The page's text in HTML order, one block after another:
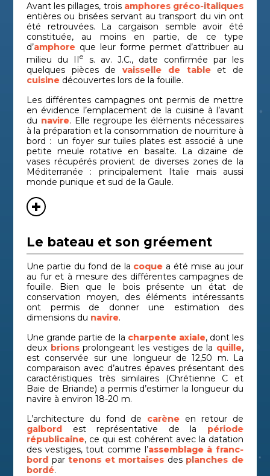
Avant les pillages, trois amphoresgréco-italiques
entières ou brisées servant au transport du vin ont
été retrouvées. La cargaison semble avoir été
constituée, au moins en partie, de ce type
d’amphore que leur forme permet d’attribuer au
milieu du IIe
s. av. J.C., date confirmée par les
quelques pièces devaisselle de table et de
cuisine découvertes lors de la fouille.
Les différentes campagnes ont permis de mettre
en évidence l’emplacement de la cuisine à l’avant
du navire. Elle regroupe les éléments nécessaires
à la préparation et la consommation de nourriture à
bord : un foyer sur tuiles plates est associé à une
petite meule rotative en basalte. La dizaine de
vases récupérés provient de diverses zones de la
Méditerranée : principalement Italie mais aussi
monde punique et sud de la Gaule.
Le bateau et son gréement
Une partie du fond de la coque a été mise au jour
au fur et à mesure des différentes campagnes de
fouille. Bien que le bois présente un état de
conservation moyen, des éléments intéressants
ont permis de donner une estimation des
dimensions du navire.
Une grande partie de la charpente axiale, dont les
deux brionsprolongeant les vestiges de la quille,
est conservée sur une longueur de 12,50 m. La
comparaison avec d’autres épaves présentant des
caractéristiques très similaires (Chrétienne C et
Baie de Briande) a permis d’estimer la longueur du
navire à environ 18-20 m.
L’architecture du fond de carène en retour de
galbord est représentative de la période
républicaine, ce qui est cohérent avec la datation
des vestiges, tout comme l’assemblage à franc-
bord partenons et mortaises des planches de
bordé.